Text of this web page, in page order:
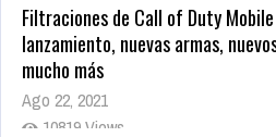
Filtraciones de Call of Duty Mobile
lanzamiento, nuevas armas,
mucho más
Ago 22, 2021
10819 Views